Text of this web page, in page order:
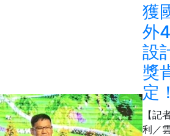
獲
外
設
獎
定
【記
利／